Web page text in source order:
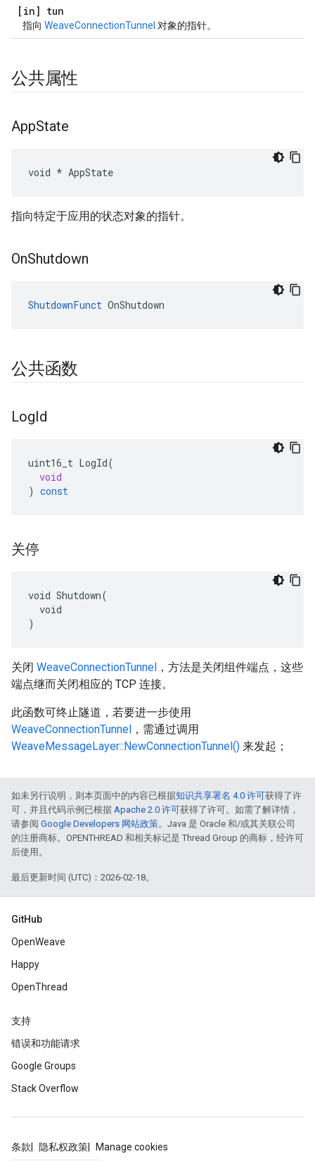
[in] tun
指向 WeaveConnectionTunnel 对象的指针。
公共属性
AppState
void * AppState
指向特定于应用的状态对象的指针。
OnShutdown
ShutdownFunct OnShutdown
公共函数
LogId
uint16_t LogId(
void
) const
关停
void Shutdown(
  void
)
关闭 WeaveConnectionTunnel ，方法是关闭组件端点，这些
端点继而关闭相应的 TCP 连接。
此函数可终止隧道，若要进一步使用
WeaveConnectionTunnel ，需通过调用
WeaveMessageLayer::NewConnectionTunnel() 来发起；
如未另行说明，则本页面中的内容已根据知识共享署名 4.0 许可获得了许
可，并且代码示例已根据 Apache 2.0 许可获得了许可。如需了解详情，
请参阅 Google Developers 网站政策。Java 是 Oracle 和/或其关联公司
的注册商标。OPENTHREAD 和相关标记是 Thread Group 的商标，经许可
后使用。
最后更新时间 (UTC)：2026-02-18。
GitHub
OpenWeave
Happy
OpenThread
支持
错误和功能请求
Google Groups
Stack Overflow
条款 隐私权政策 Manage cookies